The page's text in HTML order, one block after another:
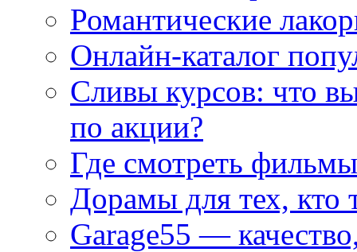
Романтические
Онлайн-каталог
Сливы курсов: что
по акции?
Где смотреть
Дорамы для тех, кто
Garage55 —